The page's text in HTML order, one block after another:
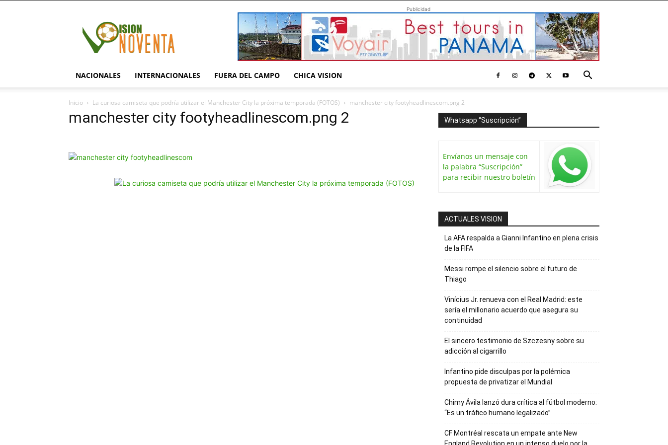
Publicidad
NACIONALES INTERNACIONALES FUERA DEL CAMPO CHICA VISION
Inicio La curiosa camiseta que podría utilizar el Manchester City la próxima temporada (FOTOS) manchester city footyheadlinescom.png 2
manchester city footyheadlinescom.png 2 Whatsapp “Suscripción”
Envíanos un mensaje con
la palabra “Suscripción”
para recibir nuestro boletín
ACTUALES VISION
La AFA respalda a Gianni Infantino en plena crisis
de la FIFA
Messi rompe el silencio sobre el futuro de
Thiago
Vinícius Jr. renueva con el Real Madrid: este
sería el millonario acuerdo que asegura su
continuidad
El sincero testimonio de Szczesny sobre su
adicción al cigarrillo
Infantino pide disculpas por la polémica
propuesta de privatizar el Mundial
Chimy Ávila lanzó dura crítica al fútbol moderno:
“Es un tráfico humano legalizado”
CF Montréal rescata un empate ante New